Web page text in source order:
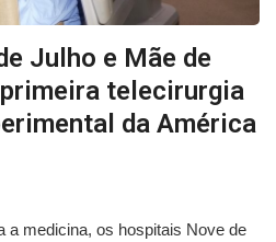
Julho e Mãe de
telecirurgia
da América
a medicina, os hospitais Nove de